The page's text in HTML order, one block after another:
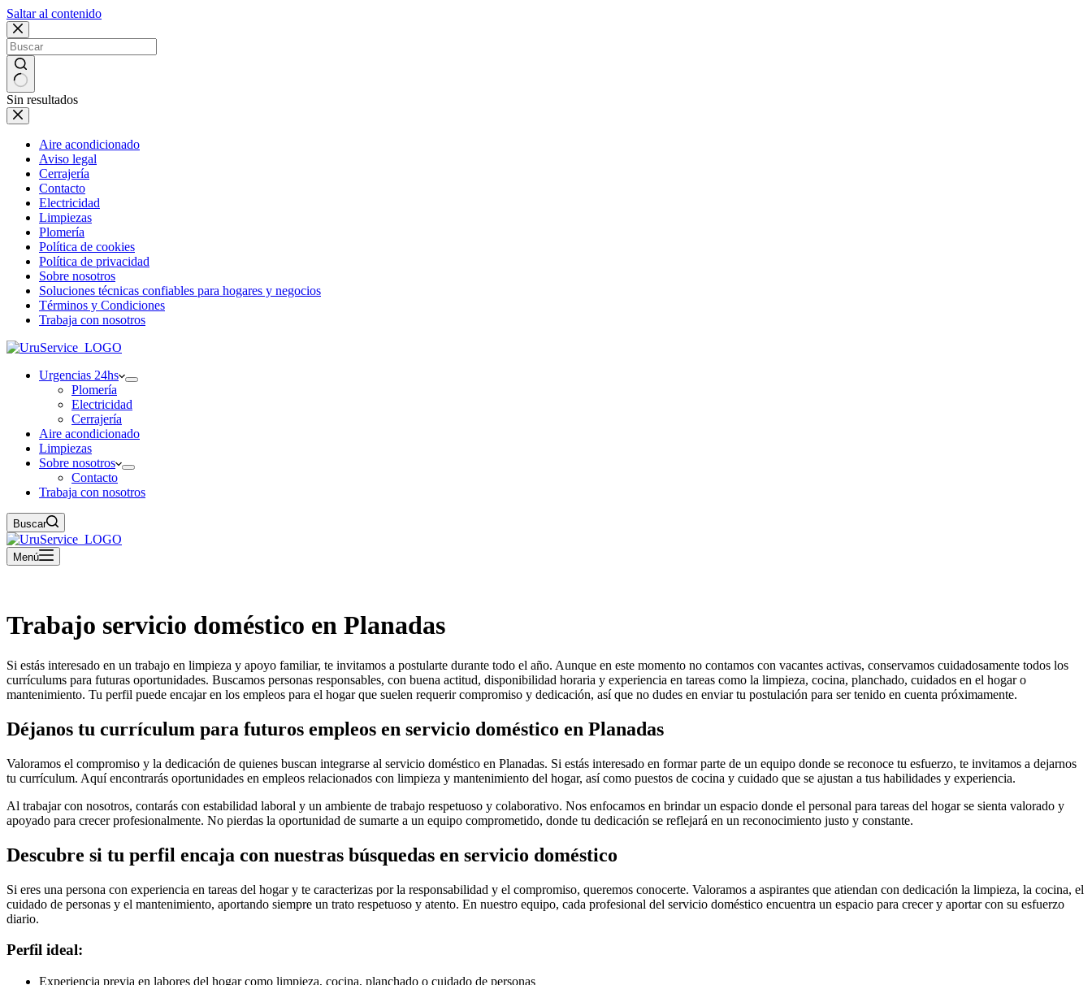
Saltar al contenido
Sin resultados
Aire acondicionado
Aviso legal
Cerrajería
Contacto
Electricidad
Limpiezas
Plomería
Política de cookies
Política de privacidad
Sobre nosotros
Soluciones técnicas confiables para hogares y negocios
Términos y Condiciones
Trabaja con nosotros
Urgencias 24hs
Plomería
Electricidad
Cerrajería
Aire acondicionado
Limpiezas
Sobre nosotros
Contacto
Trabaja con nosotros
Buscar
Menú
Trabajo servicio doméstico en Planadas
Si estás interesado en un trabajo en limpieza y apoyo familiar, te invitamos a postularte durante todo el año. Aunque en este momento no contamos con vacantes activas, conservamos cuidadosamente todos los
currículums para futuras oportunidades. Buscamos personas responsables, con buena actitud, disponibilidad horaria y experiencia en tareas como la limpieza, cocina, planchado, cuidados en el hogar o
mantenimiento. Tu perfil puede encajar en los empleos para el hogar que suelen requerir compromiso y dedicación, así que no dudes en enviar tu postulación para ser tenido en cuenta próximamente.
Déjanos tu currículum para futuros empleos en servicio doméstico en Planadas
Valoramos el compromiso y la dedicación de quienes buscan integrarse al servicio doméstico en Planadas. Si estás interesado en formar parte de un equipo donde se reconoce tu esfuerzo, te invitamos a dejarnos
tu currículum. Aquí encontrarás oportunidades en empleos relacionados con limpieza y mantenimiento del hogar, así como puestos de cocina y cuidado que se ajustan a tus habilidades y experiencia.
Al trabajar con nosotros, contarás con estabilidad laboral y un ambiente de trabajo respetuoso y colaborativo. Nos enfocamos en brindar un espacio donde el personal para tareas del hogar se sienta valorado y
apoyado para crecer profesionalmente. No pierdas la oportunidad de sumarte a un equipo comprometido, donde tu dedicación se reflejará en un reconocimiento justo y constante.
Descubre si tu perfil encaja con nuestras búsquedas en servicio doméstico
Si eres una persona con experiencia en tareas del hogar y te caracterizas por la responsabilidad y el compromiso, queremos conocerte. Valoramos a aspirantes que atiendan con dedicación la limpieza, la cocina, el
cuidado de personas y el mantenimiento, aportando siempre un trato respetuoso y atento. En nuestro equipo, cada profesional del servicio doméstico encuentra un espacio para crecer y aportar con su esfuerzo
diario.
Perfil ideal:
Experiencia previa en labores del hogar como limpieza, cocina, planchado o cuidado de personas